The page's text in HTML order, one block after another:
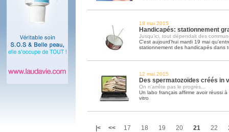
18 mai 2015
Handicapés: stationnement
Jusqu'ici, tout dépendait des
C'est aujourd'hui mardi 19 mai
stationnement des handicapés dans
12 mai 2015
Des spermatozoïdes créés in
On n'arrête pas le progrès...
Un labo français affirme avoir réussi
vitro
|< << 17 18 19 20 21 22